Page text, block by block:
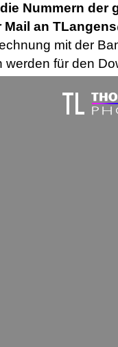
Nummern der
Mail an
mit der
werden für den